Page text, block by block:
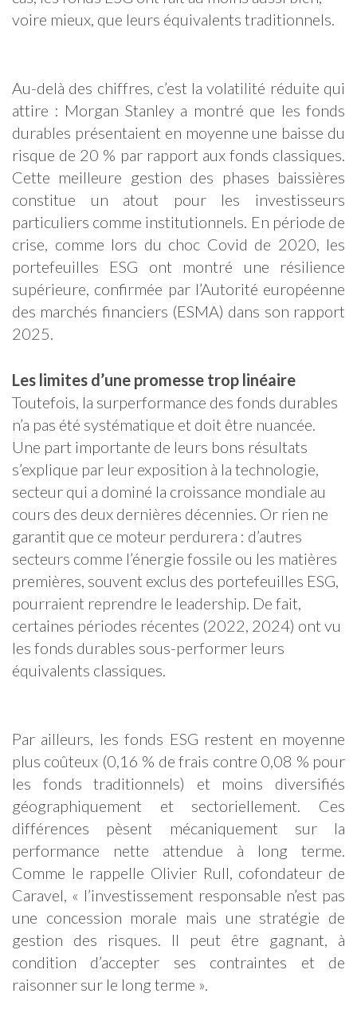
voire mieux, que leurs équivalents traditionnels.
Au-delà des chiffres, c’est la volatilité réduite qui
attire : Morgan Stanley a montré que les fonds
durables présentaient en moyenne une baisse du
risque de 20 % par rapport aux fonds classiques.
Cette meilleure gestion des phases baissières
constitue un atout pour les investisseurs
particuliers comme institutionnels. En période de
crise, comme lors du choc Covid de 2020, les
portefeuilles ESG ont montré une résilience
supérieure, confirmée par l’Autorité européenne
des marchés financiers (ESMA) dans son rapport
2025.
Les limites d’une promesse trop linéaire
Toutefois, la surperformance des fonds durables
n’a pas été systématique et doit être nuancée.
Une part importante de leurs bons résultats
s’explique par leur exposition à la technologie,
secteur qui a dominé la croissance mondiale au
cours des deux dernières décennies. Or rien ne
garantit que ce moteur perdurera : d’autres
secteurs comme l’énergie fossile ou les matières
premières, souvent exclus des portefeuilles ESG,
pourraient reprendre le leadership. De fait,
certaines périodes récentes (2022, 2024) ont vu
les fonds durables sous-performer leurs
équivalents classiques.
Par ailleurs, les fonds ESG restent en moyenne
plus coûteux (0,16 % de frais contre 0,08 % pour
les fonds traditionnels) et moins diversifiés
géographiquement et sectoriellement. Ces
différences pèsent mécaniquement sur la
performance nette attendue à long terme.
Comme le rappelle Olivier Rull, cofondateur de
Caravel, « l’investissement responsable n’est pas
une concession morale mais une stratégie de
gestion des risques. Il peut être gagnant, à
condition d’accepter ses contraintes et de
raisonner sur le long terme ».